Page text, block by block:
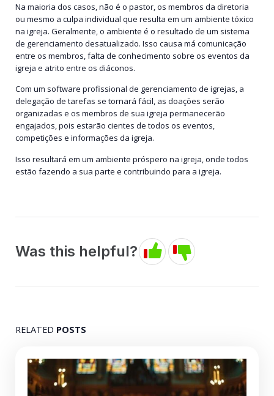
Na maioria dos casos, não é o pastor, os membros da diretoria
ou mesmo a culpa individual que resulta em um ambiente tóxico
na igreja. Geralmente, o ambiente é o resultado de um sistema
de gerenciamento desatualizado. Isso causa má comunicação
entre os membros, falta de conhecimento sobre os eventos da
igreja e atrito entre os diáconos.
Com um software profissional de gerenciamento de igrejas, a
delegação de tarefas se tornará fácil, as doações serão
organizadas e os membros de sua igreja permanecerão
engajados, pois estarão cientes de todos os eventos,
competições e informações da igreja.
Isso resultará em um ambiente próspero na igreja, onde todos
estão fazendo a sua parte e contribuindo para a igreja.
Was this helpful?
RELATED POSTS